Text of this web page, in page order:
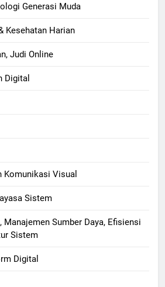
Generasi Muda
Kesehatan Harian
Judi Online
Digital
Komunikasi Visual
Sistem
Sumber Daya, Efisiensi
Sistem
Digital